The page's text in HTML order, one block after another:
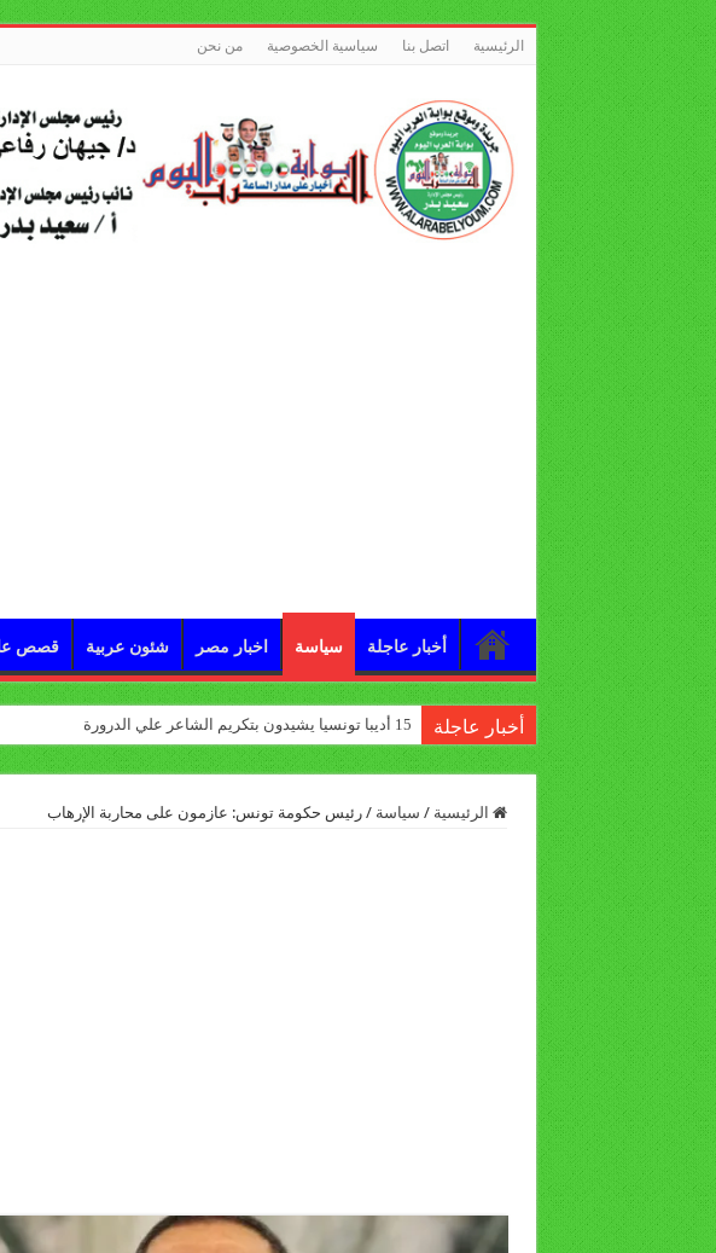
الرئيسية اتصل بنا سياسية الخصوصية من نحن
أخبار عاجلة سياسة اخبار مصر شئون عربية قصص
أخبار عاجلة 15 أديبا تونسيا يشيدون بتكريم الشاعر علي الدرورة
الرئيسية / سياسة / رئيس حكومة تونس: عازمون على محاربة الإرهاب